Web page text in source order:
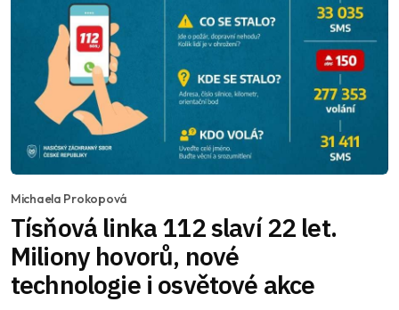
Michaela Prokopová
Tísňová linka 112 slaví 22 let.
Miliony hovorů, nové
technologie i osvětové akce